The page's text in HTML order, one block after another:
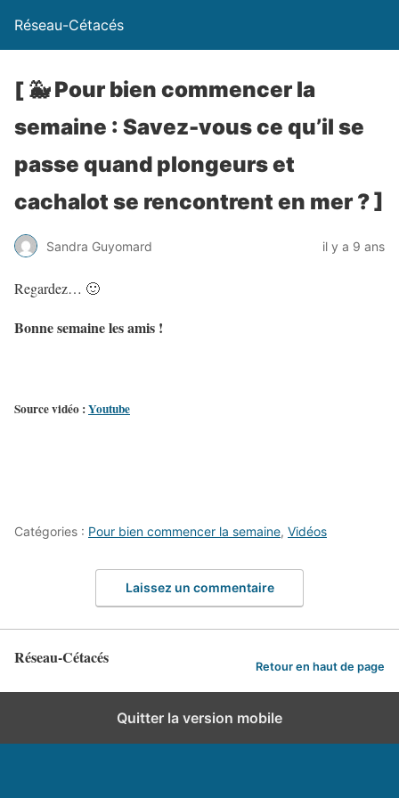
Réseau-Cétacés
[ 🐳 Pour bien commencer la
semaine : Savez-vous ce qu’il se
passe quand plongeurs et
cachalot se rencontrent en mer ? ]
Sandra Guyomard il y a 9 ans
Regardez… 🙂
Bonne semaine les amis !
Source vidéo :Youtube
Catégories : Pour bien commencer la semaine, Vidéos
Laissez un commentaire
Réseau-Cétacés Retour en haut de page
Quitter la version mobile